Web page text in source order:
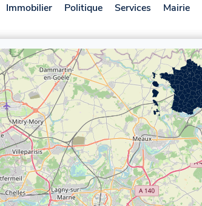
Immobilier Politique Services Mairie